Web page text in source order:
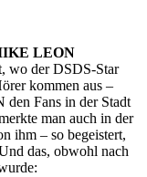
LEON
wo der DSDS-Star
kommen aus –
den Fans in der Stadt
man auch in der
ihm – so begeistert,
das, obwohl nach